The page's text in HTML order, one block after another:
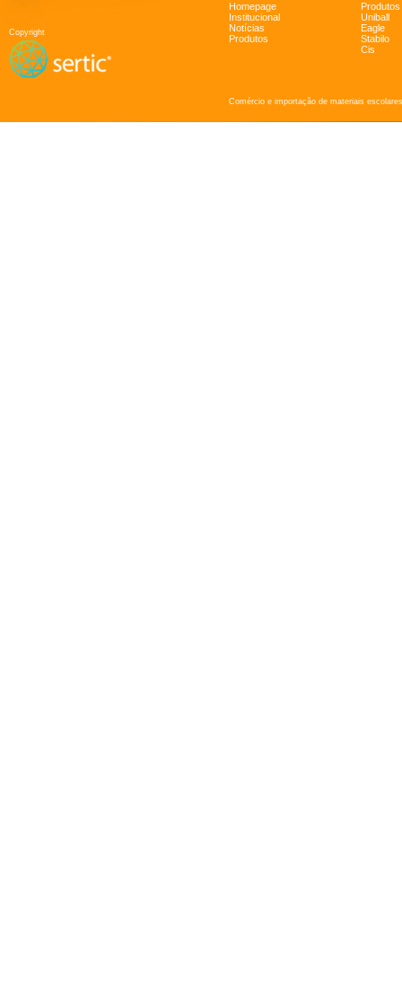
Copyright
Homepage
Institucional
Notícias
Produtos
Produtos
Uniball
Eagle
Stabilo
Cis
Comércio e importação de materiais